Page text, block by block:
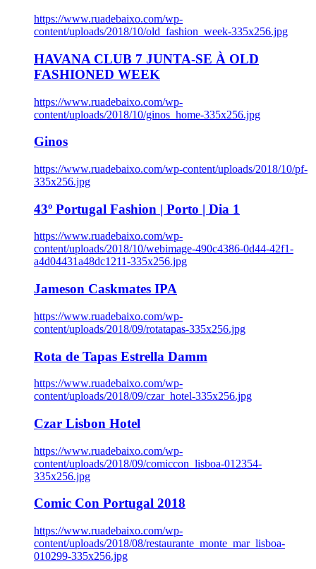
https://www.ruadebaixo.com/wp-
content/uploads/2018/10/old_fashion_week-335x256.jpg
HAVANA CLUB 7 JUNTA-SE À OLD
FASHIONED WEEK
https://www.ruadebaixo.com/wp-
content/uploads/2018/10/ginos_home-335x256.jpg
Ginos
https://www.ruadebaixo.com/wp-content/uploads/2018/10/pf-
335x256.jpg
43º Portugal Fashion | Porto | Dia 1
https://www.ruadebaixo.com/wp-
content/uploads/2018/10/webimage-490c4386-0d44-42f1-
a4d04431a48dc1211-335x256.jpg
Jameson Caskmates IPA
https://www.ruadebaixo.com/wp-
content/uploads/2018/09/rotatapas-335x256.jpg
Rota de Tapas Estrella Damm
https://www.ruadebaixo.com/wp-
content/uploads/2018/09/czar_hotel-335x256.jpg
Czar Lisbon Hotel
https://www.ruadebaixo.com/wp-
content/uploads/2018/09/comiccon_lisboa-012354-
335x256.jpg
Comic Con Portugal 2018
https://www.ruadebaixo.com/wp-
content/uploads/2018/08/restaurante_monte_mar_lisboa-
010299-335x256.jpg